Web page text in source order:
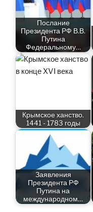
Послание
Президента РФ В.В.
Путина
Федеральному…
Крымское ханство.
1441 - 1783 годы
Заявления
Президента РФ
Путина на
международном…